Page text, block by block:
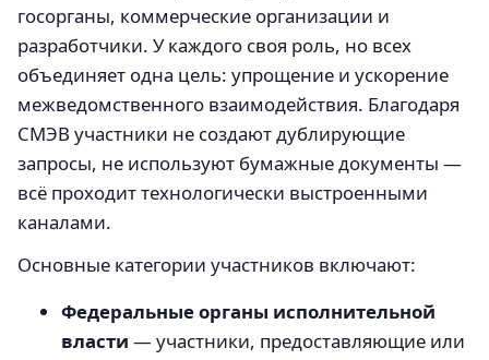
госорганы, коммерческие организации и
разработчики. У каждого своя роль, но всех
объединяет одна цель: упрощение и ускорение
межведомственного взаимодействия. Благодаря
СМЭВ участники не создают дублирующие
запросы, не используют бумажные документы —
всё проходит технологически выстроенными
каналами.
Основные категории участников включают:
Федеральные органы исполнительной
власти — участники, предоставляющие или